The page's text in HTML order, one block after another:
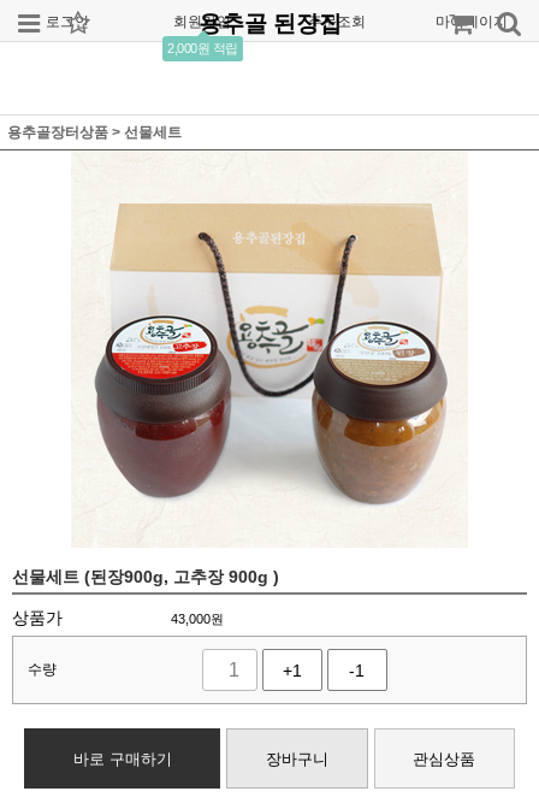
로그인 회원가입
2,000원 적립
주문조회 마이페이지
용추골 된장집
용추골장터상품 > 선물세트
선물세트 (된장900g, 고추장 900g )
상품가 43,000원
수량 +1 -1
바로 구매하기 장바구니 관심상품